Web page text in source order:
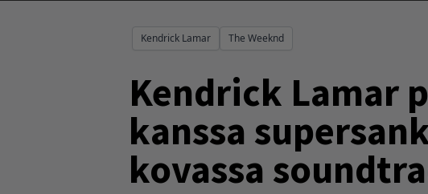
Kendrick Lamar The Weeknd
Kendrick Lamar
kanssa
kovassa